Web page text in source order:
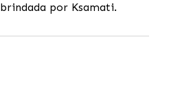
por Ksamati.